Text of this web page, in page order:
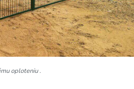
oploteniu .